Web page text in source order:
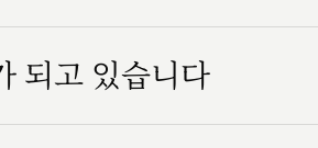
되고 있습니다